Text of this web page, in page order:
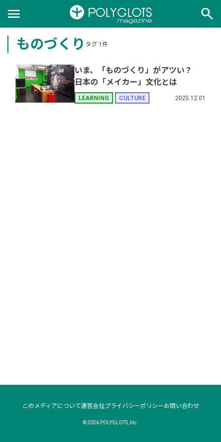
menu search
ものづくり タグ 1件
いま、「ものづくり」がアツい？
日本の「メイカー」文化とは
LEARNING CULTURE 2025.12.01
このメディアについて運営会社プライバシーポリシーお問い合わせ
© 2026 POLYGLOTS, Inc.